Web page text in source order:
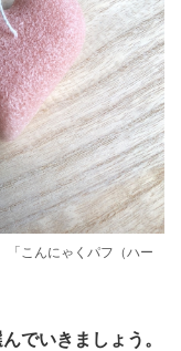
「こんにゃくパフ（ハー
でいきましょう。